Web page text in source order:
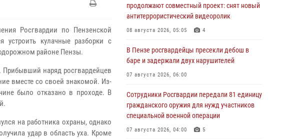
Росгвардии по Пензенской
устроить кулачные разборки с
районе Пензы.
Прибывший наряд росгвардейцев
вместе со своей знакомой. Из-
было отказано в проходе. В
на работника охраны, однако
удар в область уха. Кроме
продолжают совместный проект: снят новый
антитеррористический видеоролик
08 августа 2026, 05:05 4
В Пензе росгвардейцы пресекли дебош в
баре и задержали двух нарушителей
07 августа 2026, 06:00
Сотрудники Росгвардии передали 81 единицу
гражданского оружия для нужд участников
специальной военной операции
07 августа 2026, 04:00 5